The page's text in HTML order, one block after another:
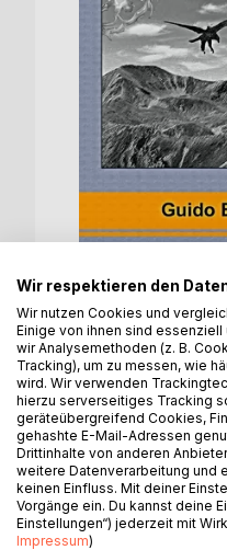
Arzo tiene
regresar a su
sus
Wir respektieren den
Wir nutzen Cookies und
Einige von ihnen sind
wir Analysemethoden (z. B.
Tracking), um zu messen, wie
wird. Wir verwenden
hierzu serverseitiges Tracking
geräteübergreifend Cookies,
gehashte E-Mail-Adressen
Drittinhalte von anderen
weitere Datenverarbeitung und
keinen Einfluss. Mit deiner
Vorgänge ein. Du kannst deine
Einstellungen“) jederzeit mit
Impressum)